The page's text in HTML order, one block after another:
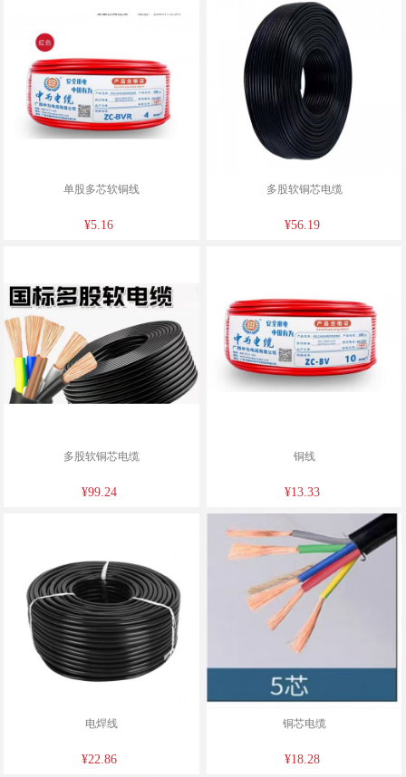
单股多芯软铜线
¥5.16
多股软铜芯电缆
¥56.19
多股软铜芯电缆
¥99.24
铜线
¥13.33
电焊线
¥22.86
铜芯电缆
¥18.28